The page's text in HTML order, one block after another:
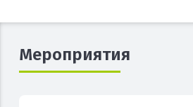
Мероприятия